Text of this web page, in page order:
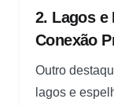
2. Lagos e
Conexão
Outro
lagos e